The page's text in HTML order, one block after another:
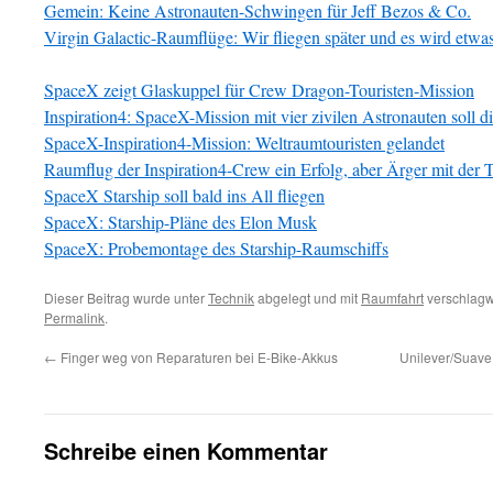
Gemein: Keine Astronauten-Schwingen für Jeff Bezos & Co.
Virgin Galactic-Raumflüge: Wir fliegen später und es wird
SpaceX zeigt Glaskuppel für Crew Dragon-Touristen-Mission
Inspiration4: SpaceX-Mission mit vier zivilen Astronauten soll
SpaceX-Inspiration4-Mission: Weltraumtouristen gelandet
Raumflug der Inspiration4-Crew ein Erfolg, aber Ärger mit der
SpaceX Starship soll bald ins All fliegen
SpaceX: Starship-Pläne des Elon Musk
SpaceX: Probemontage des Starship-Raumschiffs
Dieser Beitrag wurde unterTechnikabgelegt und mit Raumfahrt
Permalink.
← Finger weg von Reparaturen bei E-Bike-Akkus Unilever/
Schreibe einen Kommentar